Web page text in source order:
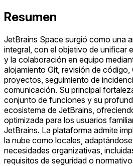
Resumen
JetBrains Space surgió como una
integral, con el objetivo de unificar
y la colaboración en equipo
alojamiento Git, revisión de código,
proyectos, seguimiento de
comunicación. Su principal
conjunto de funciones y su
ecosistema de JetBrains,
optimizada para los usuarios
JetBrains. La plataforma admite
la nube como locales,
necesidades organizativas,
requisitos de seguridad o